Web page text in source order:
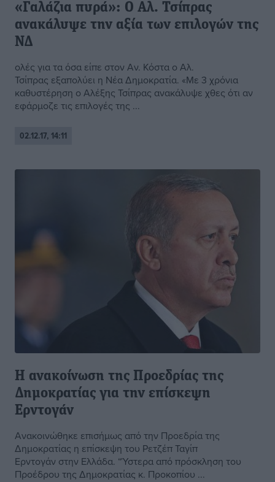
«Γαλάζια πυρά»: Ο Αλ. Τσίπρας
ανακάλυψε την αξία των επιλογών της
ΝΔ
ολές για τα όσα είπε στον Αν. Κόστα ο Αλ.
Τσίπρας εξαπολύει η Νέα Δημοκρατία. «Με 3 χρόνια
καθυστέρηση ο Αλέξης Τσίπρας ανακάλυψε χθες ότι αν
εφάρμοζε τις επιλογές της ...
02.12.17, 14:11
Η ανακοίνωση της Προεδρίας της
Δημοκρατίας για την επίσκεψη
Ερντογάν
Ανακοινώθηκε επισήμως από την Προεδρία της
Δημοκρατίας η επίσκεψη του Ρετζέπ Ταγίπ
Ερντογάν στην Ελλάδα. “Ύστερα από πρόσκληση του
Προέδρου της Δημοκρατίας κ. Προκοπίου ...